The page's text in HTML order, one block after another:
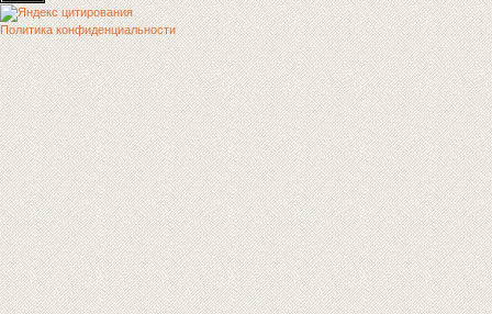
Политика конфиденциальности